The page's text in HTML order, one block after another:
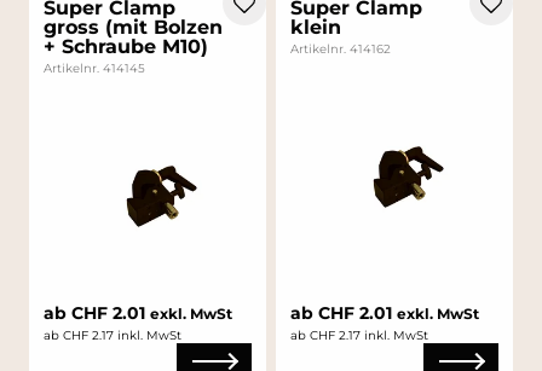
Super Clamp
gross (mit Bolzen
+ Schraube M10)
Artikelnr. 414145
ab CHF 2.01 exkl. MwSt
ab CHF 2.17 inkl. MwSt
Super Clamp
klein
Artikelnr. 414162
ab CHF 2.01 exkl. MwSt
ab CHF 2.17 inkl. MwSt